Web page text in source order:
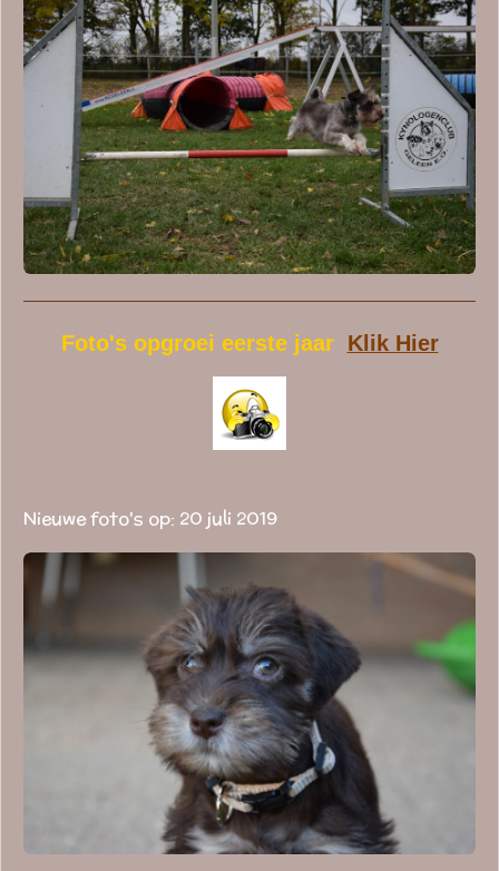
Foto's opgroei eerste jaar Klik Hier
Nieuwe foto's op: 20 juli 2019